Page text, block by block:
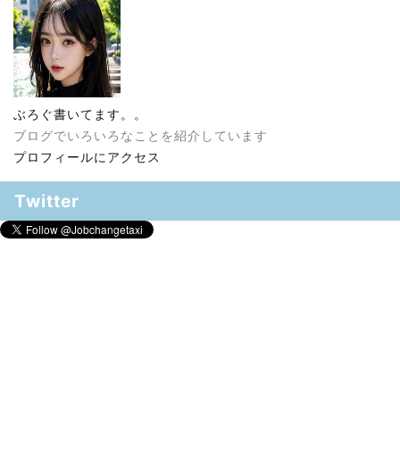
ぶろぐ書いてます。。
ブログでいろいろなことを紹介しています
プロフィールにアクセス
Twitter